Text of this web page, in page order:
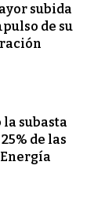
subida
de su
subasta
de las